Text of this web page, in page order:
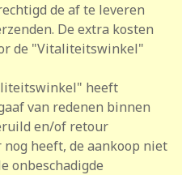
de af te leveren
De extra kosten
de "Vitaliteitswinkel"
heeft
van redenen binnen
en/of retour
heeft, de aankoop niet
onbeschadigde